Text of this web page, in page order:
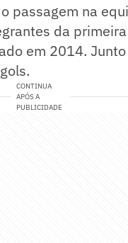
passagem na
da
em 2014.
CONTINUA
APÓS A
PUBLICIDADE